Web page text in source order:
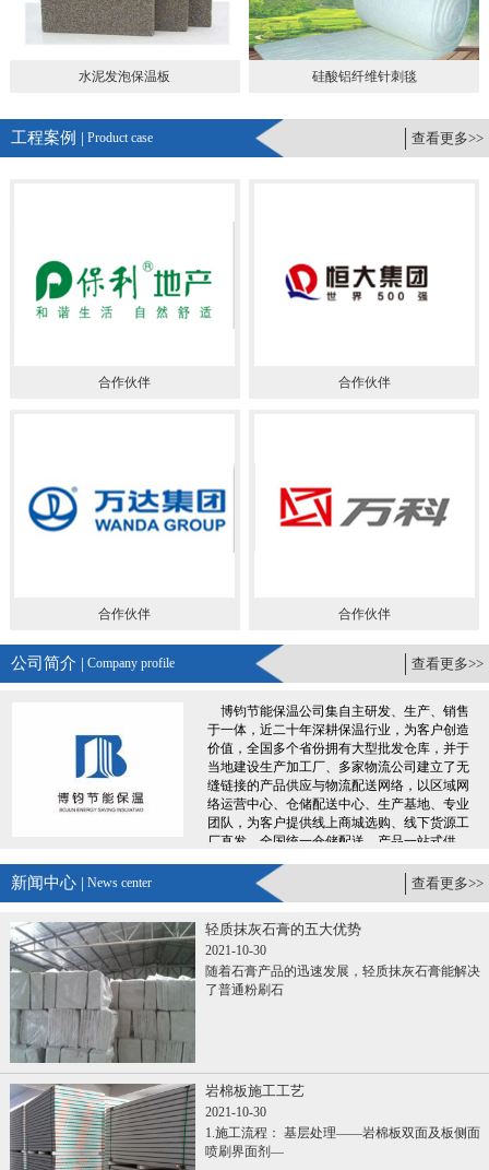
水泥发泡保温板 硅酸铝纤维针刺毯
工程案例 | Product case 查看更多>>
合作伙伴 合作伙伴
合作伙伴 合作伙伴
公司简介 | Company profile 查看更多>>
博钧节能保温公司集自主研发、生产、销售
于一体，近二十年深耕保温行业，为客户创造
价值，全国多个省份拥有大型批发仓库，并于
当地建设生产加工厂、多家物流公司建立了无
缝链接的产品供应与物流配送网络，以区域网
络运营中心、仓储配送中心、生产基地、专业
团队，为客户提供线上商城选购、线下货源工
厂直发、全国统一仓储配送、产品一站式供
务，让您采购时省时、省力、省钱、更省心。
新闻中心 | News center 查看更多>>
轻质抹灰石膏的五大优势
2021-10-30
随着石膏产品的迅速发展，轻质抹灰石膏能解决
了普通粉刷石
岩棉板施工工艺
2021-10-30
1.施工流程： 基层处理——岩棉板双面及板侧面
喷刷界面剂—